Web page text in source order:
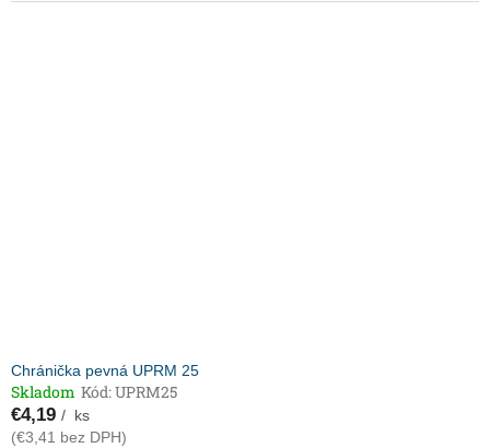
Chránička pevná UPRM 25
Skladom Kód:UPRM25
€4,19 / ks
(€3,41 bez DPH)